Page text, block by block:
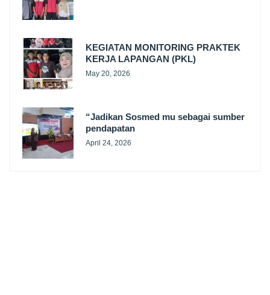
KEGIATAN MONITORING PRAKTEK
KERJA LAPANGAN (PKL)
May 20, 2026
“Jadikan Sosmed mu sebagai sumber
pendapatan
April 24, 2026